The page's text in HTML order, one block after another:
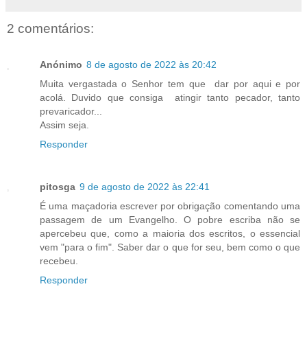
2 comentários:
Anónimo 8 de agosto de 2022 às 20:42
Muita vergastada o Senhor tem que dar por aqui e por
acolá. Duvido que consiga atingir tanto pecador, tanto
prevaricador...
Assim seja.
Responder
pitosga 9 de agosto de 2022 às 22:41
É uma maçadoria escrever por obrigação comentando uma
passagem de um Evangelho. O pobre escriba não se
apercebeu que, como a maioria dos escritos, o essencial
vem "para o fim". Saber dar o que for seu, bem como o que
recebeu.
Responder